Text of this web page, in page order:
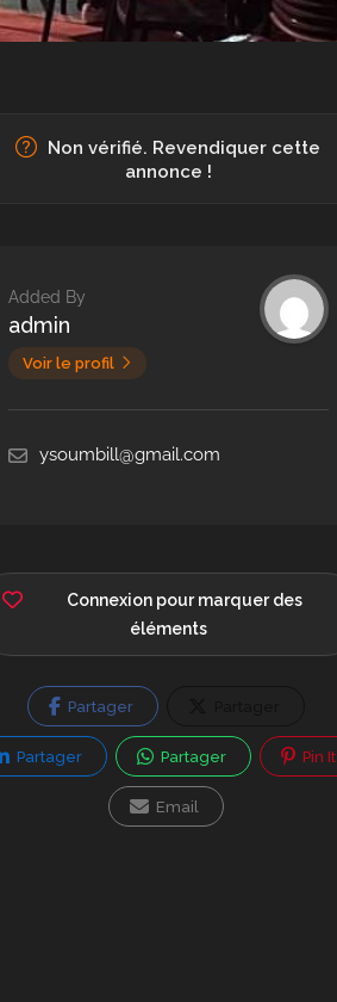
Non vérifié. Revendiquer cette
annonce !
Added By
admin
Voir le profil
ysoumbill@gmail.com
Connexion pour marquer des
éléments
Partager
Partager Partager Pin It
Email